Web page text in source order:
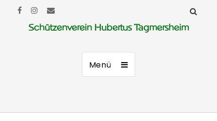
Schützenverein Hubertus Tagmersheim
Menü